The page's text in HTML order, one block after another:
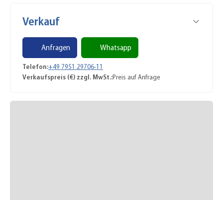
Verkauf
Anfragen Whatsapp
Telefon:+49 7951 29706-11
Verkaufspreis (€) zzgl. MwSt.:Preis auf Anfrage